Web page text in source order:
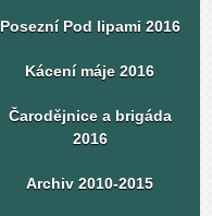
Posezní Pod lipami 2016
Kácení máje 2016
Čarodějnice a brigáda
2016
Archiv 2010-2015